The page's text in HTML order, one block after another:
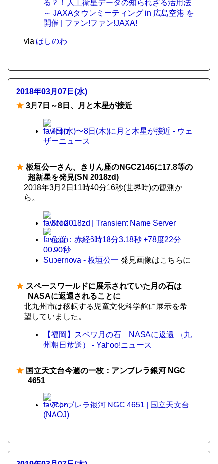
る？！人工衛星データの知られざる活用法
～ JAXAタウンミーティング in 広島空港 を
開催 | ファン!ファン!JAXA!
via ほしのわ
2018年03月07日(水)
★ 3月7日～8日、月と木星が接近
7日(水)〜8日(木)に月と木星が接近 - ウェ
ザーニュース
★ 板垣公一さん、きりん座のNGC2146に17.8等の
超新星を発見(SN 2018zd)
2018年3月2日11時40分16秒(世界時)の観測か
ら。
SN 2018zd | Transient Name Server
位置：赤経6時18分3.18秒 +78度22分
00.90秒
Supernova - 板垣公一 発見画像はこちらに
★ スペースワールドに展示されていた月の石は
NASAに返還されることに
北九州市は移転する児童文化科学館に展示を希
望していました。
【福岡】スペワ月の石 NASAに返還 （九
州朝日放送） - Yahoo!ニュース
★ 国立天文台今週の一枚：アンブレラ銀河 NGC
4651
アンブレラ銀河 NGC 4651 | 国立天文台
(NAOJ)